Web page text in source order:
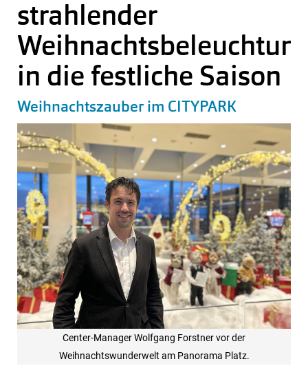
strahlender
in die festliche Saison
Weihnachtszauber im CITYPARK
Center-Manager Wolfgang Forstner vor der
Weihnachtswunderwelt am Panorama Platz.